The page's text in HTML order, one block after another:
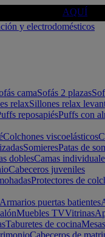
AQUÍ
camaSofás 2 plazas
relaxSillones relax
reposapiésPuffs con
Colchones viscoelásticos
SomieresPatas de
doblesCamas
Cabeceros juveniles
Protectores de
Armarios puertas batientes
Muebles TVVitrinas
Taburetes de cocina
Cabeceros de